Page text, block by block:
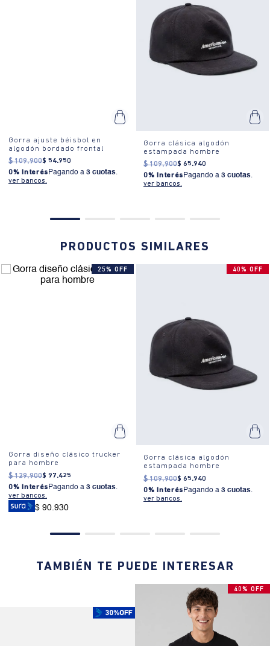
Material: Confeccionada en 100% algodón, ofrece transpirabilidad y
SECADO: No secar en máquina. PLANCHADO: No planchar.
BLANQUEADO: No usar blanqueador. LAVADO: Temperatura máxima
de lavado 30 ºC. Proceso muy moderado. OTROS: Lavar por el
revés. SECADO: Secado extendido por escurrimiento a la sombra.
OTROS: No remojar. OTROS: Dar forma y secar extendido.
Gorra ajuste béisbol en
algodón bordado frontal
$ 109.900$ 54.950
0% InterésPagando a 3 cuotas.
ver bancos.
Gorra clásica algodón
estampada hombre
$ 109.900$ 65.940
0% InterésPagando a 3 cuotas.
ver bancos.
PRODUCTOS SIMILARES
25% OFF
Gorra diseño clásico trucker
para hombre
$ 129.900$ 97.425
0% Interés Pagando a 3 cuotas.
ver bancos.
$ 90.930
40% OFF
Gorra clásica algodón
estampada hombre
$ 109.900$ 65.940
0% Interés Pagando a 3 cuotas.
ver bancos.
TAMBIÉN TE PUEDE INTERESAR
40% OFF